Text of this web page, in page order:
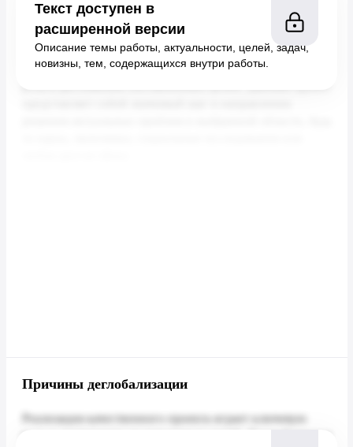
Текст доступен в
расширенной версии
Описание темы работы, актуальности, целей, задач,
новизны, тем, содержащихся внутри работы.
Причины деглобализации